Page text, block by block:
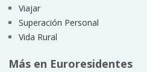
Viajar
Superación Personal
Vida Rural
Más en Euroresidentes